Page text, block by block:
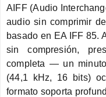
AIFF (Audio
audio sin comprimir
basado en EA IFF 85.
sin compresión,
completa — un
(44,1 kHz, 16 bits)
formato soporta